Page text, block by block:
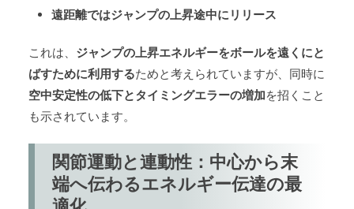
遠距離ではジャンプの上昇途中にリリース
これは、 ジャンプの上昇エネルギーをボールを遠くにと
ばすために利用するためと考えられていますが、同時に
空中安定性の低下とタイミングエラーの増加を招くこと
も示されています。
関節運動と連動性：中心から末
端へ伝わるエネルギー伝達の最